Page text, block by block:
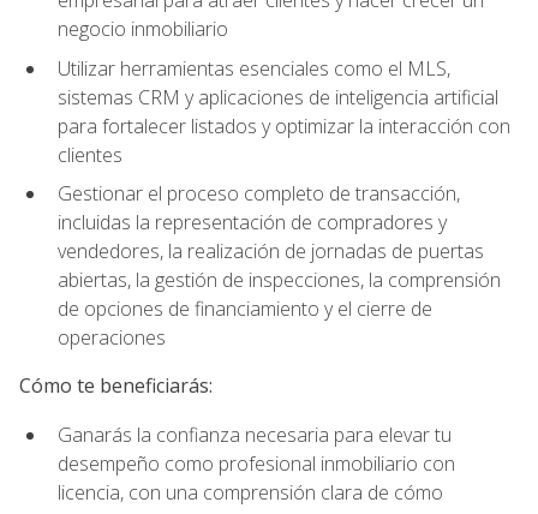
negocio inmobiliario
Utilizar herramientas esenciales como el MLS,
sistemas CRM y aplicaciones de inteligencia artificial
para fortalecer listados y optimizar la interacción con
clientes
Gestionar el proceso completo de transacción,
incluidas la representación de compradores y
vendedores, la realización de jornadas de puertas
abiertas, la gestión de inspecciones, la comprensión
de opciones de financiamiento y el cierre de
operaciones
Cómo te beneficiarás:
Ganarás la confianza necesaria para elevar tu
desempeño como profesional inmobiliario con
licencia, con una comprensión clara de cómo